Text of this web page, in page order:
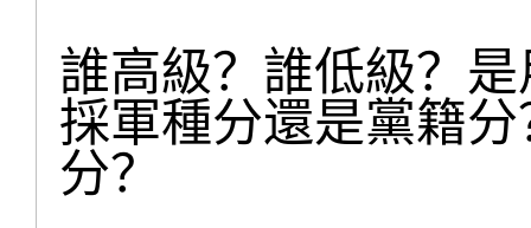
誰高級？誰低級？
採軍種分還是黨籍
分？